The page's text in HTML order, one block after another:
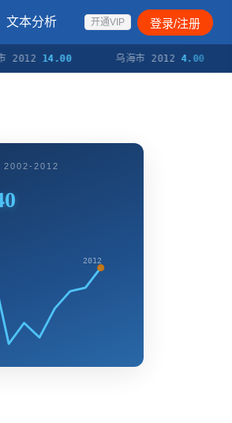
文本分析 开通VIP 登录/注册
14.00 乌海市 2012 4.00
2002-2012
2012